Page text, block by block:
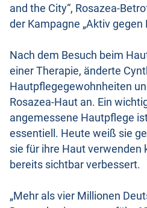
and the City“, Rosazea-
der Kampagne „Aktiv gegen
Nach dem Besuch beim
einer Therapie, änderte
Hautpflegegewohnheiten
Rosazea-Haut an. Ein
angemessene Hautpflege
essentiell. Heute weiß sie
sie für ihre Haut verwenden
bereits sichtbar verbessert.
„Mehr als vier Millionen